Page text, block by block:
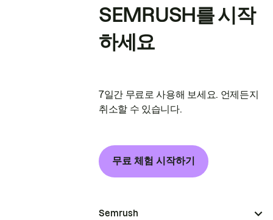
SEMRUSH를 시작
하세요
7일간 무료로 사용해 보세요. 언제든지
취소할 수 있습니다.
무료 체험 시작하기
Semrush